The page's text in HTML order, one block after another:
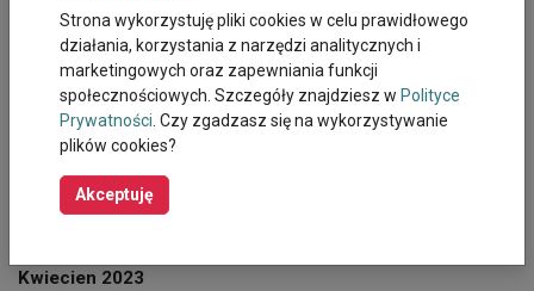
Sierpień 2023
Lipiec 2023
Kwiecien 2023
Strona wykorzystuję pliki cookies w celu prawidłowego
działania, korzystania z narzędzi analitycznych i
marketingowych oraz zapewniania funkcji
społecznościowych. Szczegóły znajdziesz w Polityce
Prywatności . Czy zgadzasz się na wykorzystywanie
plików cookies?
Akceptuję